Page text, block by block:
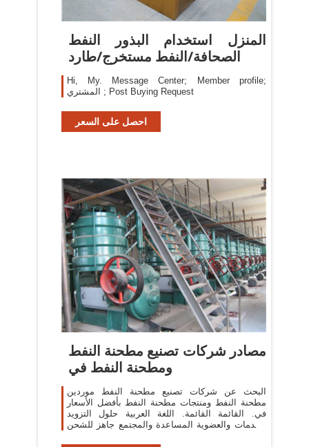
المنزل استخدام البذور النفط
الصحافة/النفط مستخرج/طارد
Hi, My. Message Center; Member profile;
المشتري ; Post Buying Request
احصل على السعر
مصادر شركات تصنيع مطحنة النفط
ومطحنة النفط في
البحث عن شركات تصنيع مطحنة النفط موردين
مطحنة النفط ومنتجات مطحنة النفط بأفضل الأسعار
في. القائمة القائمة. اللغة العربية حلول التزويد
الخدمات والعضوية المساعدة والمجتمع جاهز للشحن